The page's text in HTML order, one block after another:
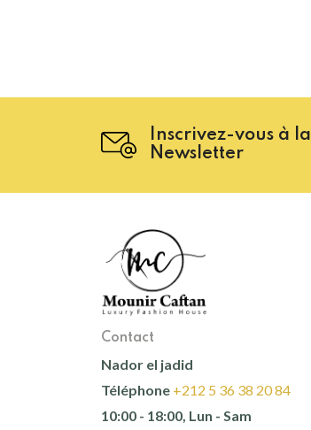
Inscrivez-vous à la
Newsletter
Contact
Nador el jadid
Téléphone +212 5 36 38 20 84
10:00 - 18:00, Lun - Sam